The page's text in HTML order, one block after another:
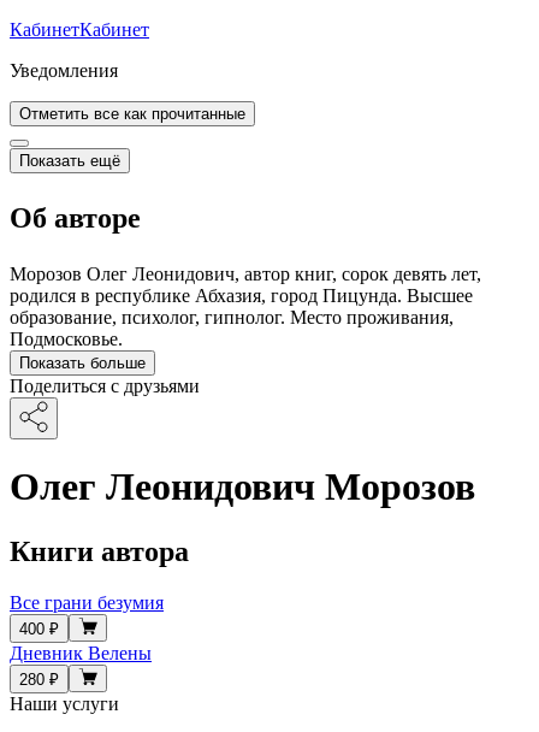
КабинетКабинет
Уведомления
Отметить все как прочитанные
Показать ещё
Об авторе
Морозов Олег Леонидович, автор книг, сорок девять лет,
родился в республике Абхазия, город Пицунда. Высшее
образование, психолог, гипнолог. Место проживания,
Подмосковье.
Показать больше
Поделиться с друзьями
Олег Леонидович Морозов
Книги автора
Все грани безумия
400 ₽
Дневник Велены
280 ₽
Наши услуги